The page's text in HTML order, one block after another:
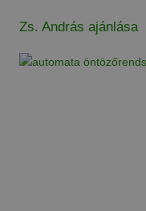
Zs. András ajánlása